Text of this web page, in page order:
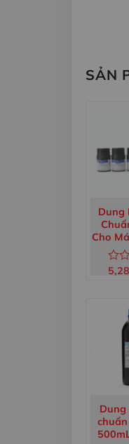
SẢN
Dung
Cho
sao
Dung